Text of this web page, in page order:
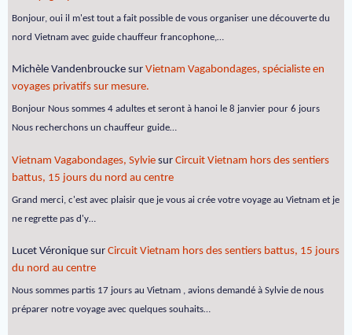
Bonjour, oui il m'est tout a fait possible de vous organiser une découverte du
nord Vietnam avec guide chauffeur francophone,…
Michèle Vandenbroucke sur Vietnam Vagabondages, spécialiste en
voyages privatifs sur mesure.
Bonjour Nous sommes 4 adultes et seront à hanoi le 8 janvier pour 6 jours
Nous recherchons un chauffeur guide…
Vietnam Vagabondages, Sylvie sur Circuit Vietnam hors des sentiers
battus, 15 jours du nord au centre
Grand merci, c'est avec plaisir que je vous ai crée votre voyage au Vietnam et je
ne regrette pas d'y…
Lucet Véronique sur Circuit Vietnam hors des sentiers battus, 15 jours
du nord au centre
Nous sommes partis 17 jours au Vietnam , avions demandé à Sylvie de nous
préparer notre voyage avec quelques souhaits…